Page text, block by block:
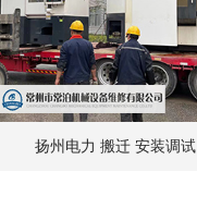
扬州电力 搬迁 安装调试